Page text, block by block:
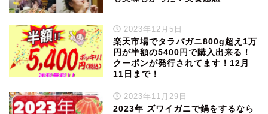
2023年12月5日
楽天市場でタラバガニ800g超え1万
円が半額の5400円で購入出来る！
クーポンが発行されてます！12月
11日まで！
2023年11月29日
2023年 ズワイガニで鍋をするなら